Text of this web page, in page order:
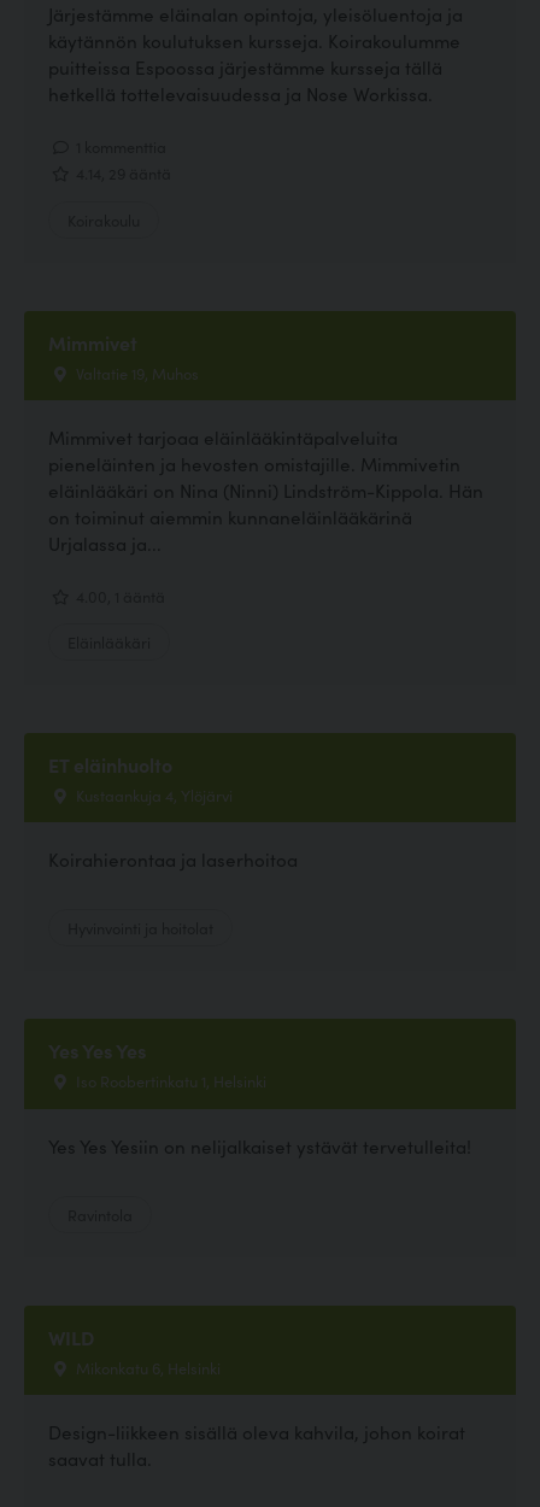
Järjestämme eläinalan opintoja, yleisöluentoja ja
käytännön koulutuksen kursseja. Koirakoulumme
puitteissa Espoossa järjestämme kursseja tällä
hetkellä tottelevaisuudessa ja Nose Workissa.
Mimmivet
Valtatie 19, Muhos
Mimmivet tarjoaa eläinlääkintäpalveluita
pieneläinten ja hevosten omistajille. Mimmivetin
eläinlääkäri on Nina (Ninni) Lindström-Kippola. Hän
on toiminut aiemmin kunnaneläinlääkärinä
Urjalassa ja...
ET eläinhuolto
Kustaankuja 4, Ylöjärvi
Koirahierontaa ja laserhoitoa
Yes Yes Yes
Iso Roobertinkatu 1, Helsinki
Yes Yes Yesiin on nelijalkaiset ystävät tervetulleita!
WILD
Mikonkatu 6, Helsinki
Design-liikkeen sisällä oleva kahvila, johon koirat
saavat tulla.